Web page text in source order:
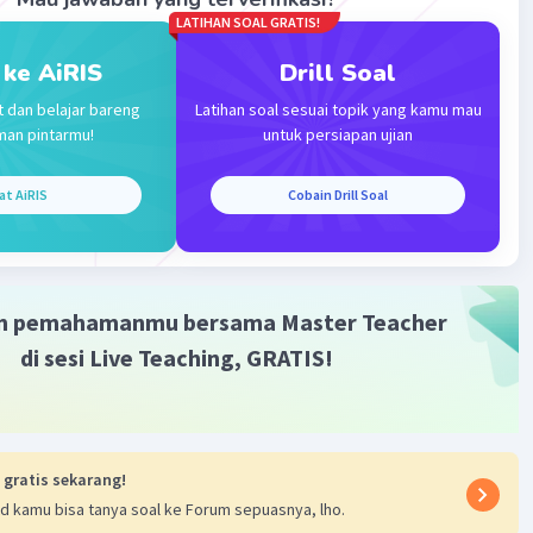
5.0(
Iklan
AiRIS
dan belajar bareng
pintarmu!
AiRIS
LATIHAN SOAL GRATIS!
Drill Soal
Latihan soal sesuai topik yang kamu mau
untuk persiapan ujian
Cobain Drill Soal
pemahamanmu bersama Master Teacher
di sesi Live Teaching, GRATIS!
gratis sekarang!
kamu bisa tanya soal ke Forum sepuasnya, lho.